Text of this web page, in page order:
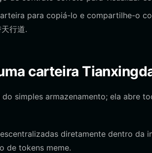
para copiá-lo e compartilhe-o
行道.
carteira
simples armazenamento; ela abre
diretamente dentro da
de tokens meme.